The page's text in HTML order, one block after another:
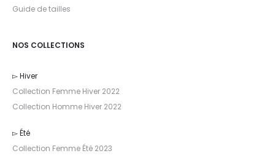
Guide de tailles
NOS COLLECTIONS
▻ Hiver
Collection Femme Hiver 2022
Collection Homme Hiver 2022
▻ Été
Collection Femme Été 2023